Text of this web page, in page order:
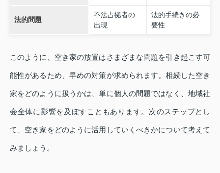
法的問題
不法占拠者の
出現
法的手続きの必
要性
このように、空き家の放置はさまざまな問題を引き起こす可
能性があるため、早めの対策が求められます。相続した空き
家をどのように扱うかは、単に個人の問題ではなく、地域社
会全体に影響を及ぼすこともあります。次のステップとし
て、空き家をどのように活用していくべきかについて考えて
みましょう。